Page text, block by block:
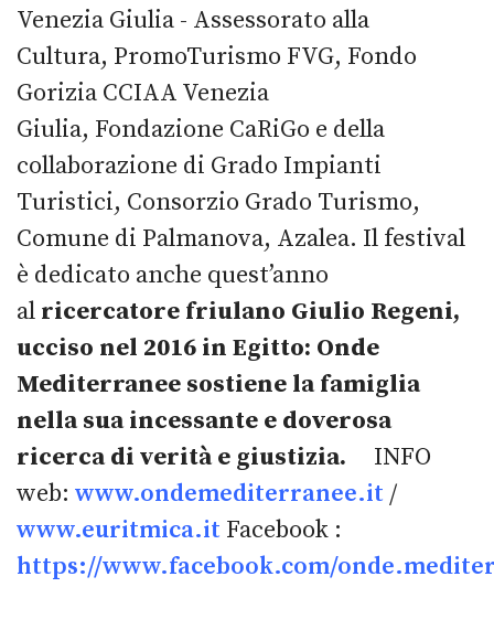
Venezia Giulia - Assessorato alla
Cultura, PromoTurismo FVG, Fondo
Gorizia CCIAA Venezia
Giulia, Fondazione CaRiGo e della
collaborazione di Grado Impianti
Turistici, Consorzio Grado Turismo,
Comune di Palmanova, Azalea. Il festival
è dedicato anche quest’anno
al ricercatore friulano Giulio Regeni,
ucciso nel 2016 in Egitto: Onde
Mediterranee sostiene la famiglia
nella sua incessante e doverosa
ricerca di verità e giustizia. INFO
web: www.ondemediterranee.it /
www.euritmica.it Facebook :
https://www.facebook.com/